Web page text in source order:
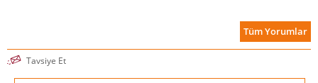
Tüm Yorumlar
Tavsiye Et